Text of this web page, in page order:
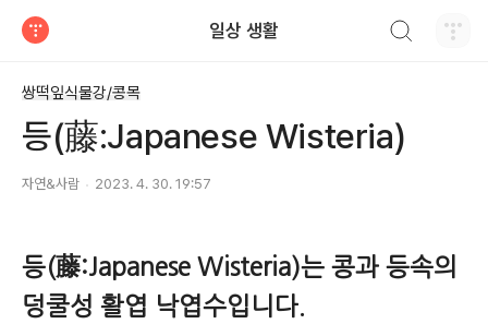
일상 생활
쌍떡잎식물강/콩목
등(藤:Japanese Wisteria)
자연&사람 2023. 4. 30. 19:57
등(藤:Japanese Wisteria)는 콩과 등속의
덩쿨성 활엽 낙엽수입니다.